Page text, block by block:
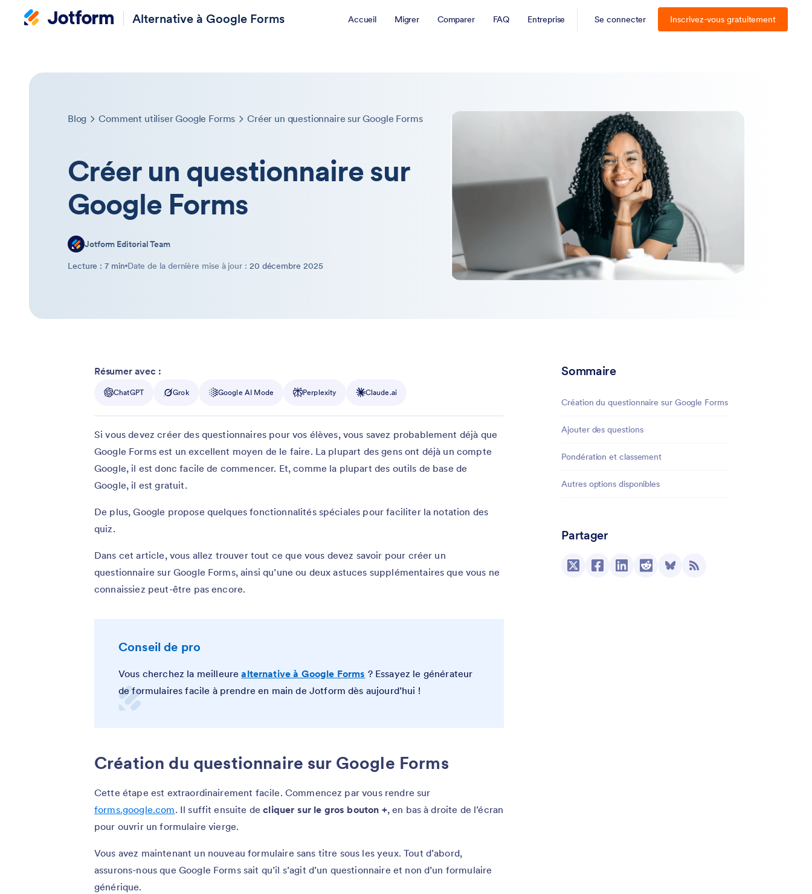
Alternative à Google Forms Accueil Migrer Comparer FAQ Entreprise Se connecter Inscrivez-vous gratuitement
Blog Comment utiliser Google Forms Créer un questionnaire sur Google Forms
Créer un questionnaire sur
Google Forms
Jotform Editorial Team
Lecture : 7 min Date de la dernière mise à jour : 20 décembre 2025
Sommaire
Création du questionnaire sur Google Forms
Ajouter des questions
Pondération et classement
Autres options disponibles
Partager
Résumer avec :
ChatGPT Grok Google AI Mode Perplexity Claude.ai
Si vous devez créer des questionnaires pour vos élèves, vous savez probablement déjà que
Google Forms est un excellent moyen de le faire. La plupart des gens ont déjà un compte
Google, il est donc facile de commencer. Et, comme la plupart des outils de base de
Google, il est gratuit.
De plus, Google propose quelques fonctionnalités spéciales pour faciliter la notation des
quiz.
Dans cet article, vous allez trouver tout ce que vous devez savoir pour créer un
questionnaire sur Google Forms, ainsi qu’une ou deux astuces supplémentaires que vous ne
connaissiez peut-être pas encore.
Conseil de pro
Vous cherchez la meilleure alternative à Google Forms ? Essayez le générateur
de formulaires facile à prendre en main de Jotform dès aujourd’hui !
Création du questionnaire sur Google Forms
Cette étape est extraordinairement facile. Commencez par vous rendre sur
forms.google.com. Il suffit ensuite decliquer sur le gros bouton +, en bas à droite de l’écran
pour ouvrir un formulaire vierge.
Vous avez maintenant un nouveau formulaire sans titre sous les yeux. Tout d’abord,
assurons-nous que Google Forms sait qu’il s’agit d’un questionnaire et non d’un formulaire
générique.